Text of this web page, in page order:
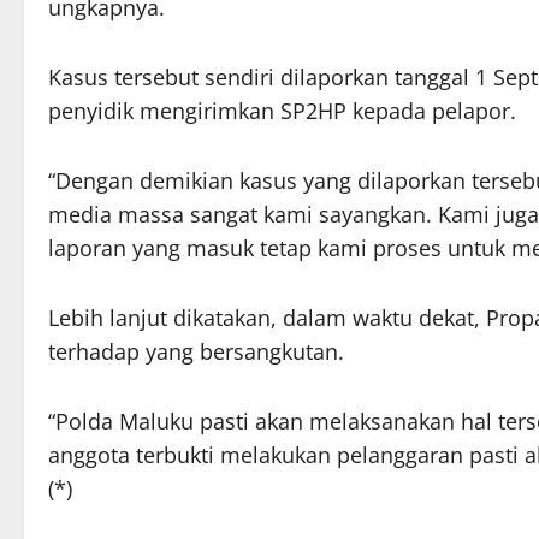
ungkapnya.
Kasus tersebut sendiri dilaporkan tanggal 1
penyidik mengirimkan SP2HP kepada pelapor.
“Dengan demikian kasus yang dilaporkan
media massa sangat kami sayangkan. Kami
laporan yang masuk tetap kami proses untuk
Lebih lanjut dikatakan, dalam waktu dekat,
terhadap yang bersangkutan.
“Polda Maluku pasti akan melaksanakan hal
anggota terbukti melakukan pelanggaran pasti
(*)